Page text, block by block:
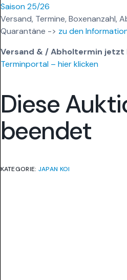
Saison 25/26
Versand, Termine, Boxenanzahl,
Quarantäne -> zu den
Versand & / Abholtermin jetzt
Terminportal – hier klicken
Diese
beendet
KATEGORIE: JAPAN KOI